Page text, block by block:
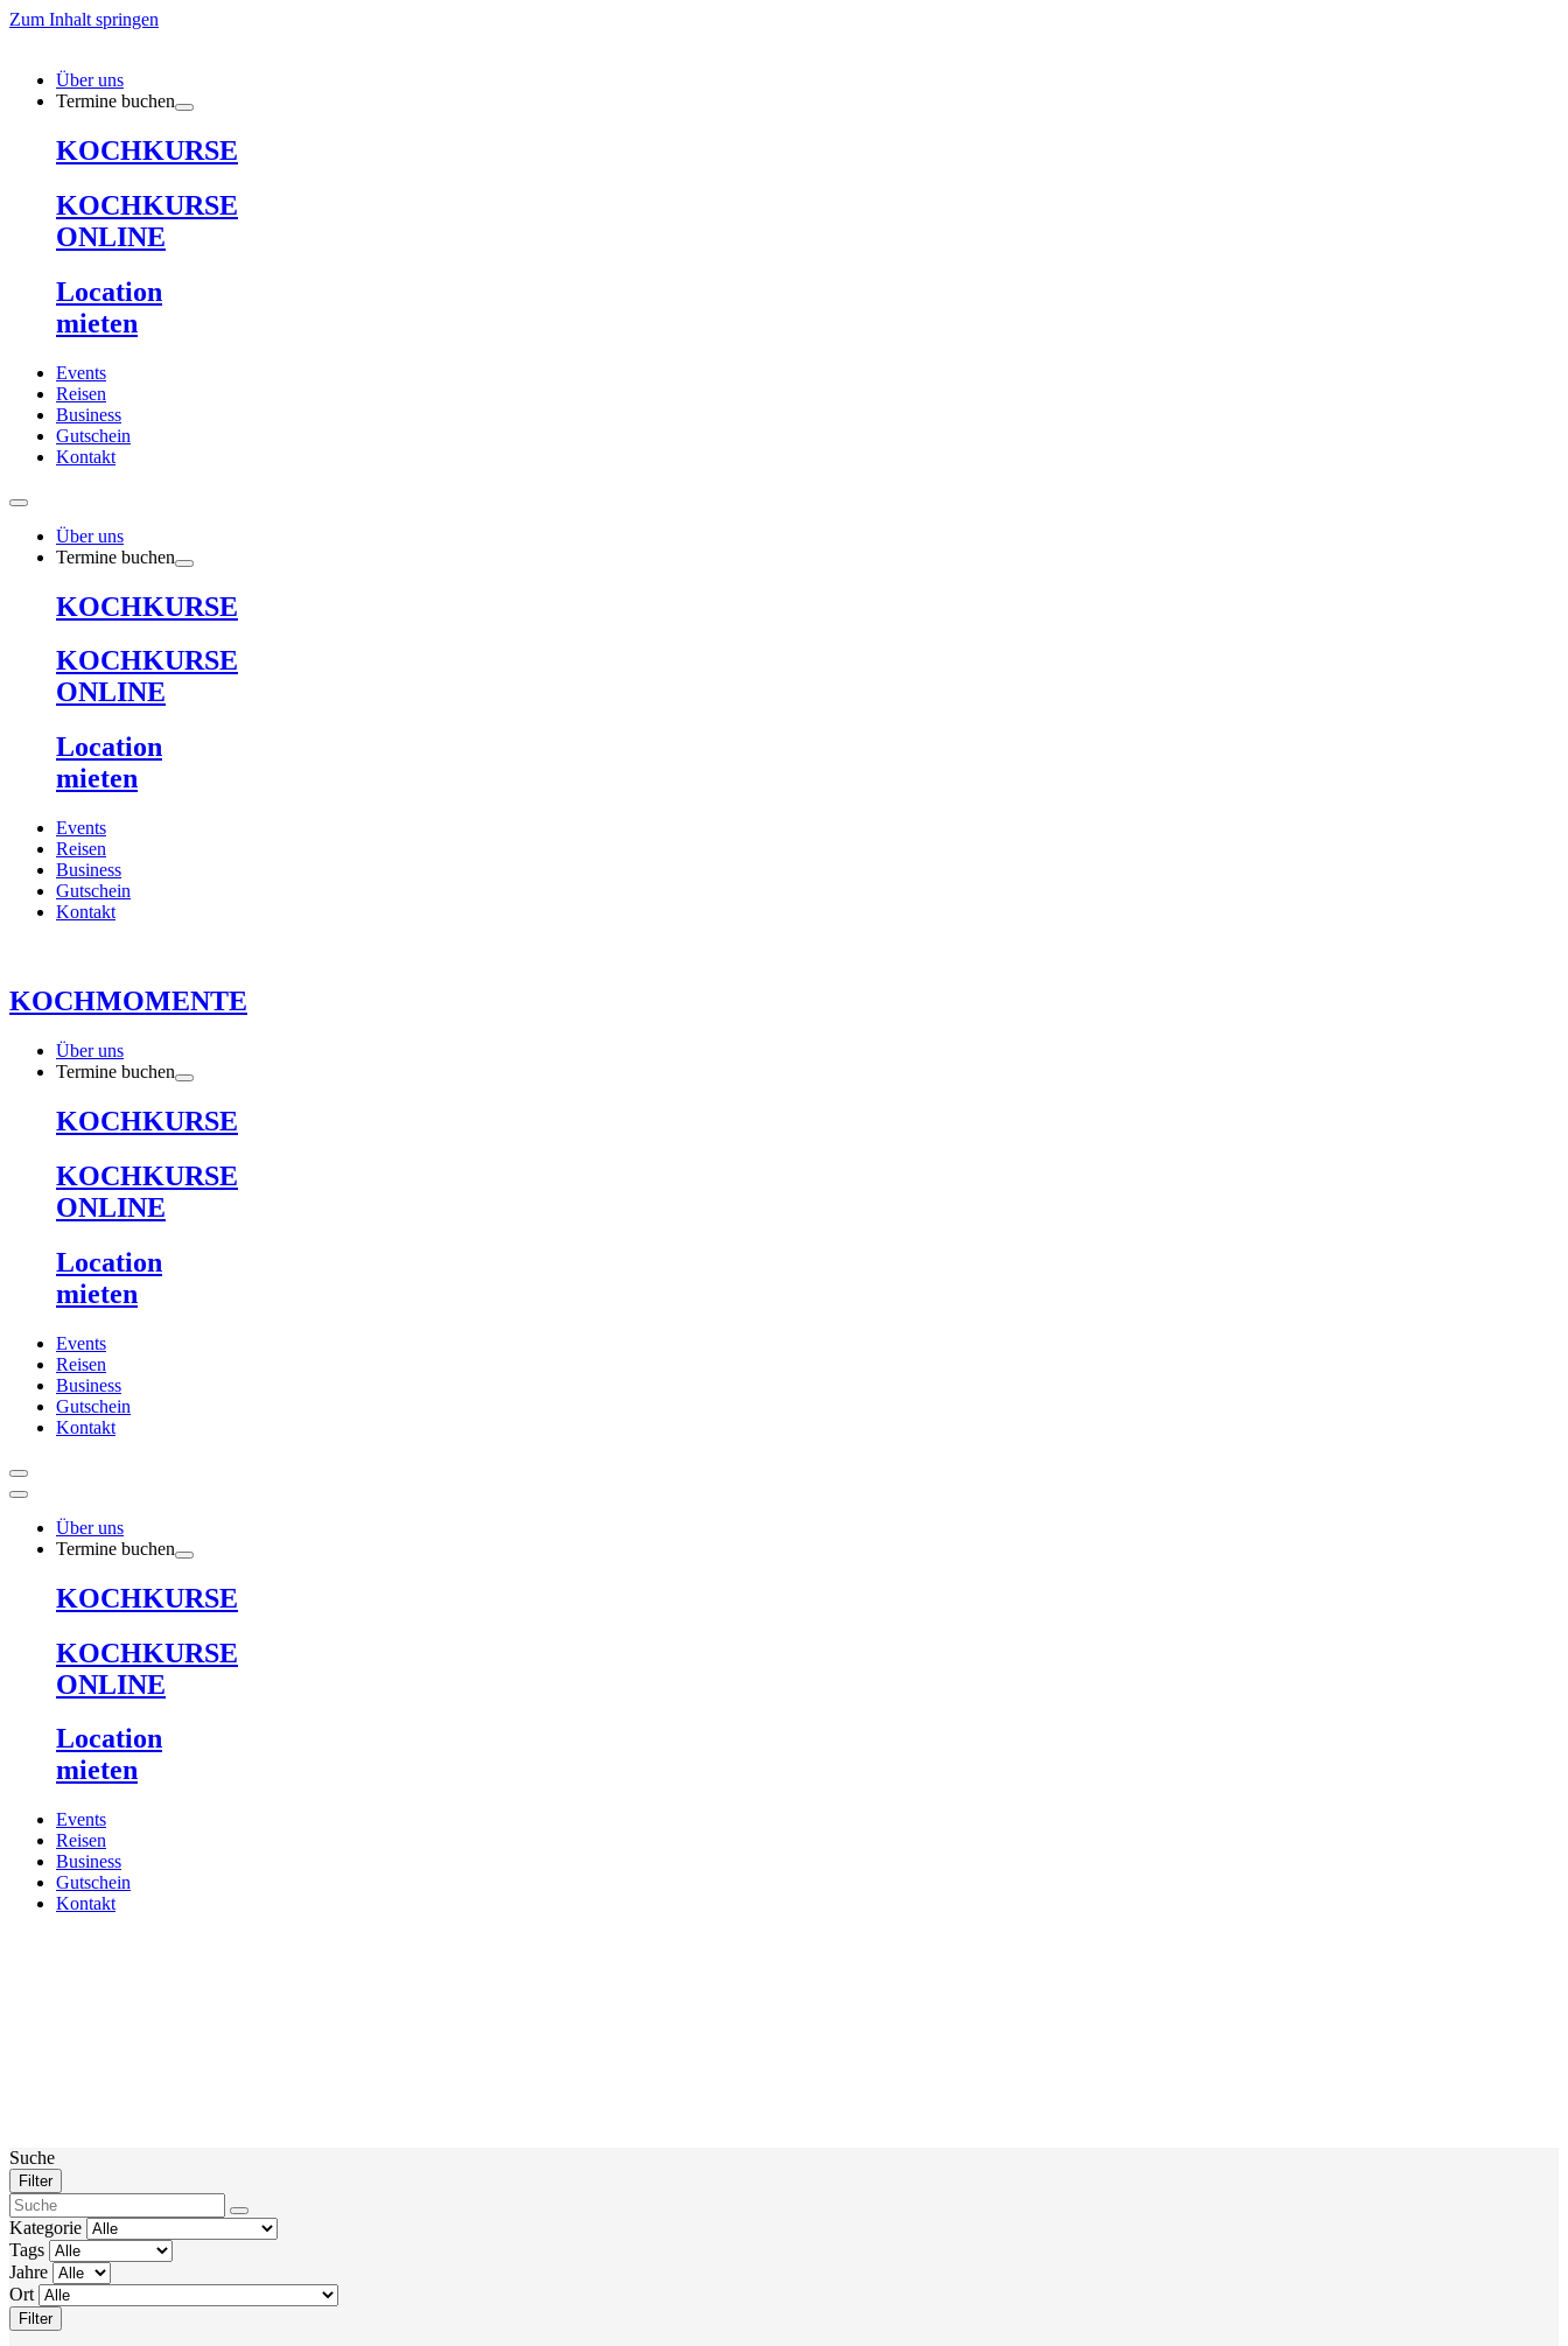
Zum Inhalt springen
Über uns
Termine buchen
KOCHKURSE
KOCHKURSE
ONLINE
Location
mieten
Events
Reisen
Business
Gutschein
Kontakt
Über uns
Termine buchen
KOCHKURSE
KOCHKURSE
ONLINE
Location
mieten
Events
Reisen
Business
Gutschein
Kontakt
KOCHMOMENTE
Über uns
Termine buchen
KOCHKURSE
KOCHKURSE
ONLINE
Location
mieten
Events
Reisen
Business
Gutschein
Kontakt
Über uns
Termine buchen
KOCHKURSE
KOCHKURSE
ONLINE
Location
mieten
Events
Reisen
Business
Gutschein
Kontakt
Suche
Filter
Kategorie
Tags
Jahre
Ort
Filter